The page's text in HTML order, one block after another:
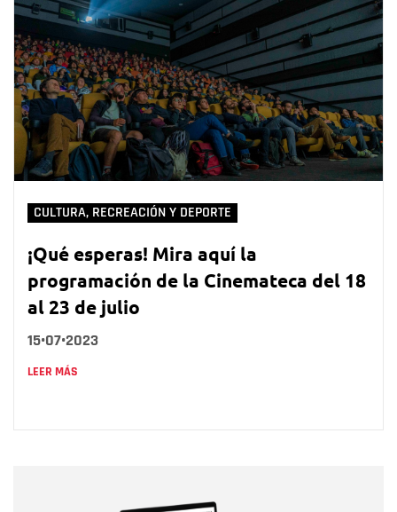
CULTURA, RECREACIÓN Y DEPORTE
¡Qué esperas! Mira aquí la
programación de la Cinemateca del 18
al 23 de julio
15•07•2023
LEER MÁS